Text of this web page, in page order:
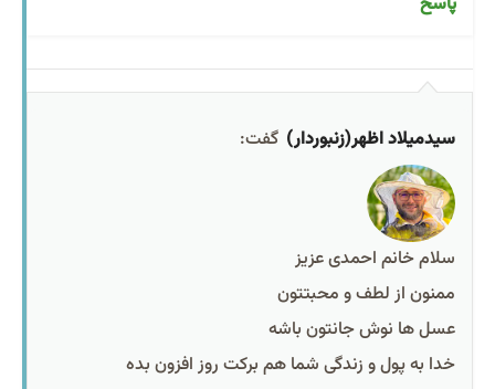
سیدمیلاد اظهر(زنبوردار) گفت:
سلام خانم احمدی عزیز
ممنون از لطف و محبتتون
عسل ها نوش جانتون باشه
خدا به پول و زندگی شما هم برکت روز افزون بده